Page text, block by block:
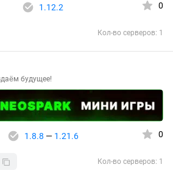
1.12.2 0
Кол-во серверов: 1
будущее!
1.8.8 — 1.21.6 0
Кол-во серверов: 1